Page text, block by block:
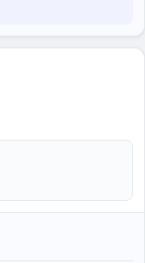
παιδο-
Θεσσαλονίκης με
Μοριακής
στην
περιοδικά
σε συνέδρια
Ελλάδα.